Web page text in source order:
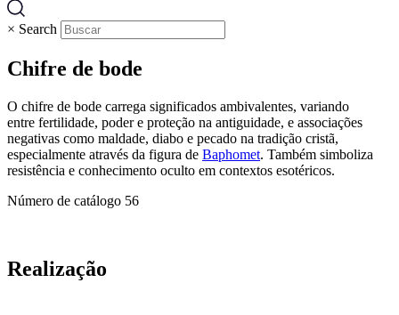
× Search
Chifre de bode
O chifre de bode carrega significados ambivalentes, variando
entre fertilidade, poder e proteção na antiguidade, e associações
negativas como maldade, diabo e pecado na tradição cristã,
especialmente através da figura de Baphomet. Também simboliza
resistência e conhecimento oculto em contextos esotéricos.
Número de catálogo 56
Realização